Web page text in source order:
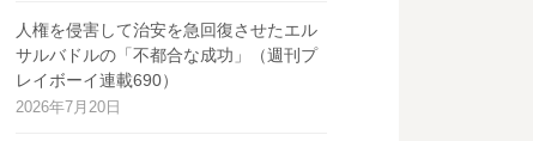
人権を侵害して治安を急回復させたエル
サルバドルの「不都合な成功」（週刊プ
レイボーイ連載690）
2026年7月20日